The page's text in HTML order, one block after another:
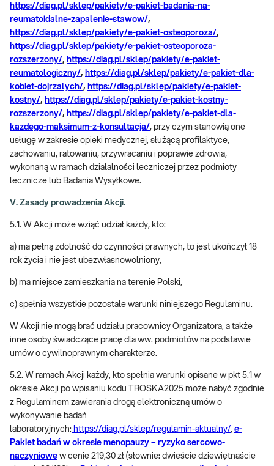
https://diag.pl/sklep/pakiety/e-pakiet-badania-na-
reumatoidalne-zapalenie-stawow/,
https://diag.pl/sklep/pakiety/e-pakiet-osteoporoza/,
https://diag.pl/sklep/pakiety/e-pakiet-osteoporoza-
rozszerzony/, https://diag.pl/sklep/pakiety/e-pakiet-
reumatologiczny/, https://diag.pl/sklep/pakiety/e-pakiet-dla-
kobiet-dojrzalych/, https://diag.pl/sklep/pakiety/e-pakiet-
kostny/, https://diag.pl/sklep/pakiety/e-pakiet-kostny-
rozszerzony/, https://diag.pl/sklep/pakiety/e-pakiet-dla-
kazdego-maksimum-z-konsultacja/, przy czym stanowią one
usługę w zakresie opieki medycznej, służącą profilaktyce,
zachowaniu, ratowaniu, przywracaniu i poprawie zdrowia,
wykonaną w ramach działalności leczniczej przez podmioty
lecznicze lub Badania Wysyłkowe.
V. Zasady prowadzenia Akcji.
5.1. W Akcji może wziąć udział każdy, kto:
a) ma pełną zdolność do czynności prawnych, to jest ukończył 18
rok życia i nie jest ubezwłasnowolniony,
b) ma miejsce zamieszkania na terenie Polski,
c) spełnia wszystkie pozostałe warunki niniejszego Regulaminu.
W Akcji nie mogą brać udziału pracownicy Organizatora, a także
inne osoby świadczące pracę dla ww. podmiotów na podstawie
umów o cywilnoprawnym charakterze.
5.2. W ramach Akcji każdy, kto spełnia warunki opisane w pkt 5.1 w
okresie Akcji po wpisaniu kodu TROSKA2025 może nabyć zgodnie
z Regulaminem zawierania drogą elektroniczną umów o
wykonywanie badań
laboratoryjnych: https://diag.pl/sklep/regulamin-aktualny/, e-
Pakiet badań w okresie menopauzy – ryzyko sercowo-
naczyniowe w cenie 219,30 zł (słownie: dwieście dziewiętnaście